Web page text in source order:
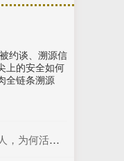
约谈、溯源信
的安全如何
全链条溯源
不鬼的模样？